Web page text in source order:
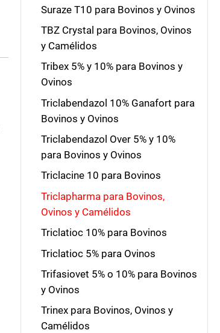
Suraze T10 para Bovinos y Ovinos
TBZ Crystal para Bovinos, Ovinos
y Camélidos
Tribex 5% y 10% para Bovinos y
Ovinos
Triclabendazol 10% Ganafort para
Bovinos y Ovinos
Triclabendazol Over 5% y 10%
para Bovinos y Ovinos
Triclacine 10 para Bovinos
Triclapharma para Bovinos,
Ovinos y Camélidos
Triclatioc 10% para Bovinos
Triclatioc 5% para Ovinos
Trifasiovet 5% o 10% para Bovinos
y Ovinos
Trinex para Bovinos, Ovinos y
Camélidos